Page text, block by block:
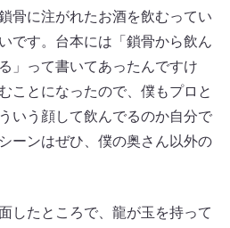
骨に注がれたお酒を飲むってい
です。台本には「鎖骨から飲ん
」って書いてあったんですけ
ことになったので、僕もプロと
いう顔して飲んでるのか自分で
ーンはぜひ、僕の奥さん以外の
したところで、龍が玉を持って